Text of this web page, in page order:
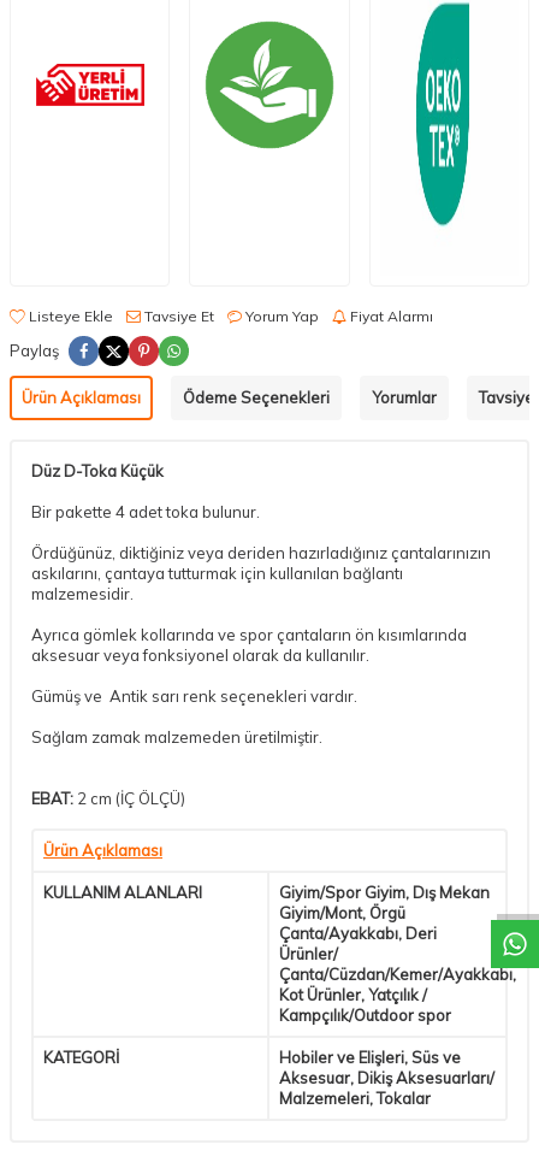
Listeye Ekle Tavsiye Et Yorum Yap Fiyat Alarmı
Paylaş
Ürün Açıklaması Ödeme Seçenekleri Yorumlar Tavsiye
​Düz D-Toka Küçük
Bir pakette 4 adet toka bulunur.
Ördüğünüz, diktiğiniz veya deriden hazırladığınız çantalarınızın
askılarını, çantaya tutturmak için kullanılan bağlantı
malzemesidir.
Ayrıca gömlek kollarında ve spor çantaların ön kısımlarında
aksesuar veya fonksiyonel olarak da kullanılır.
Gümüş ve Antik sarı renk seçenekleri vardır.
Sağlam zamak malzemeden üretilmiştir.
EBAT: 2 cm (İÇ ÖLÇÜ)
Ürün Açıklaması
KULLANIM ALANLARI
Giyim/Spor Giyim, Dış Mekan
Giyim/Mont, Örgü
Çanta/Ayakkabı, Deri
Ürünler/
Çanta/Cüzdan/Kemer/Ayakkabı,
Kot Ürünler, Yatçılık /
Kampçılık/Outdoor spor
KATEGORİ
Hobiler ve Elişleri, Süs ve
Aksesuar, Dikiş Aksesuarları/
Malzemeleri, Tokalar